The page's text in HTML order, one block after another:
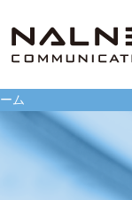
ム
社のお客様